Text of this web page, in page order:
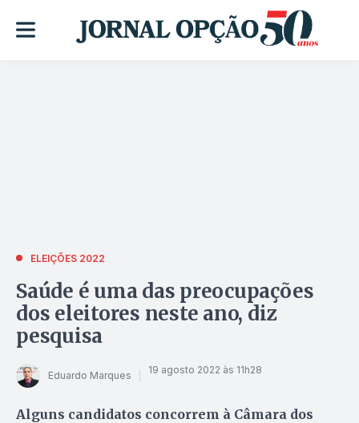
ELEIÇÕES 2022
Saúde é uma das preocupações
dos eleitores neste ano, diz
pesquisa
Eduardo Marques 19 agosto 2022 às 11h28
Alguns candidatos concorrem à Câmara dos